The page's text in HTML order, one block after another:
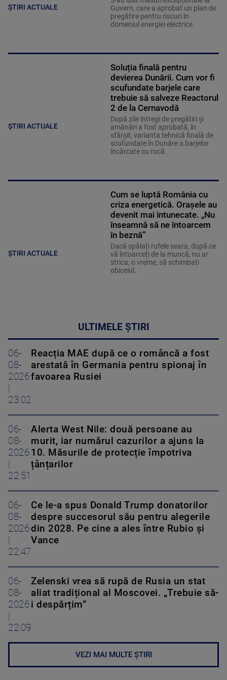
ȘTIRI ACTUALE
Guvern, care a aprobat un plan de
pregătire pentru riscuri în
domeniul energiei electrice.
ȘTIRI ACTUALE
Soluția finală pentru
devierea Dunării. Cum vor fi
scufundate barjele care
trebuie să salveze Reactorul
2 de la Cernavodă
După zile întregi de pregătiri și
amânări a fost aprobată, în
sfârșit, varianta tehnică finală de
scufundare în Dunăre a barjelor
încărcate cu rocă.
ȘTIRI ACTUALE
Cum se luptă România cu
criza energetică. Orașele au
devenit mai întunecate. „Nu
înseamnă să ne întoarcem
în beznă”
Dacă spălați rufele seara, după ce
vă întoarceți de la muncă, nu ar
strica, o vreme, să schimbați
obiceiul.
ULTIMELE ȘTIRI
06-
08-
2026
23:02
Reacția MAE după ce o româncă a fost
arestată în Germania pentru spionaj în
favoarea Rusiei
06-
08-
2026
22:51
Alerta West Nile: două persoane au
murit, iar numărul cazurilor a ajuns la
10. Măsurile de protecție împotriva
țânțarilor
06-
08-
2026
22:47
Ce le-a spus Donald Trump donatorilor
despre succesorul său pentru alegerile
din 2028. Pe cine a ales între Rubio și
Vance
06-
08-
2026
22:09
Zelenski vrea să rupă de Rusia un stat
aliat tradițional al Moscovei. „Trebuie să-
i despărțim”
VEZI MAI MULTE ȘTIRI